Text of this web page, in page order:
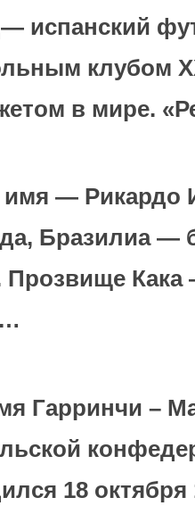
испанский
клубом
в мире.
— Рикардо
Бразилиа —
Прозвище
Гарринчи –
18